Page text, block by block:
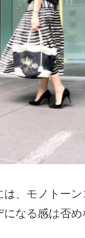
、モノトー
になる感は否